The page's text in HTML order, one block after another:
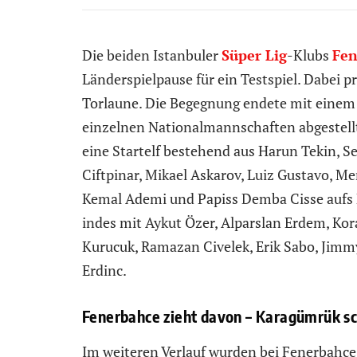
Die beiden IstanbulerSüper Lig-Klubs
Länderspielpause für ein Testspiel. Dabei
Torlaune. Die Begegnung endete mit
einzelnen Nationalmannschaften
eine Startelf bestehend aus Harun Tekin,
Ciftpinar, Mikael Askarov, Luiz Gustavo,
Kemal Ademi und Papiss Demba Cisse
indes mit Aykut Özer, Alparslan Erdem,
Kurucuk, Ramazan Civelek, Erik Sabo,
Erdinc.
Fenerbahce zieht davon – Karagümrük
Im weiteren Verlauf wurden bei